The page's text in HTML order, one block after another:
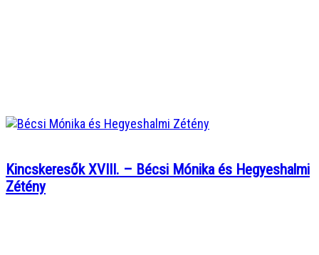
Kincskeresők XVIII. – Bécsi Mónika és Hegyeshalmi
Zétény